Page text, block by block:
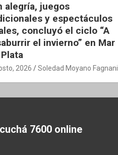
alegría, juegos
y espectáculos
concluyó el ciclo “A
el invierno” en Mar
2026 Soledad Moyano Fagnani
7600 online